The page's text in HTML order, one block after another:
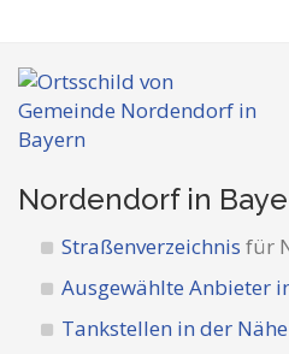
Nordendorf in
Straßenverzeichnis für
Ausgewählte Anbieter
Tankstellen in der Nähe